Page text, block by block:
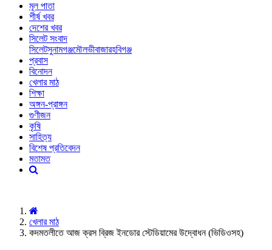
মূল পাতা
শীর্ষ খবর
দেশের খবর
সিলেট সংবাদ
সিলেটসুনামগঞ্জমৌলভীবাজারহবিগঞ্জ
প্রবাস
বিনোদন
খেলার মাঠ
শিক্ষা
অঙ্গন-প্রাঙ্গন
গুণীজন
কৃষি
সাহিত্য
বিশেষ প্রতিবেদন
মতামত
খেলার মাঠ
কদমতলীতে আজ ক্রস ব্রিজ ইনডোর স্টেডিয়ামের উদ্বোধন (ভিডিওসহ)